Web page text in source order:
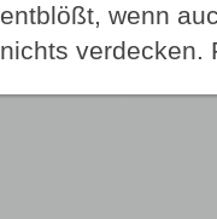
entblößt, wenn
nichts